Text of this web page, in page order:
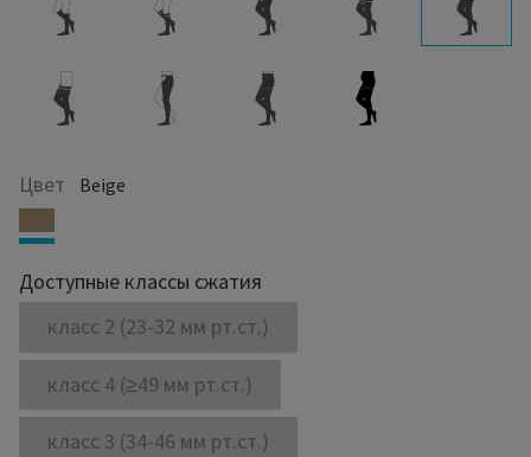
Цвет Beige
Доступные классы сжатия
класс 2 (23-32 мм рт.ст.)
класс 4 (≥49 мм рт.ст.)
класс 3 (34-46 мм рт.ст.)